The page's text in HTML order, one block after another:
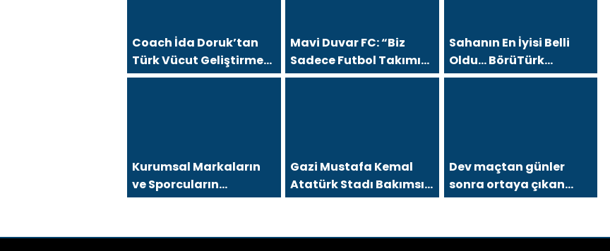
Coach İda Doruk’tan
Türk Vücut Geliştirme
Tarinine Damga Vuran
Mavi Duvar FC: “Biz
Sadece Futbol Takımı
Değil, Büyük Bir Aileyiz”
Sahanın En İyisi Belli
Oldu… BörüTürk
Medya’dan Sezon
Kurumsal Markaların
ve Sporcuların
Arkasındaki Güçlü İsim:
Gazi Mustafa Kemal
Atatürk Stadı Bakımsız
mı Kaldı?
Dev maçtan günler
sonra ortaya çıkan
görüntü